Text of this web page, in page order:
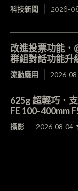
科技新聞 2026-
改進投票功能
群組對話功能升
流動應用 2026-
625g 超輕巧．
FE 100-400mm
攝影 2026-08-04